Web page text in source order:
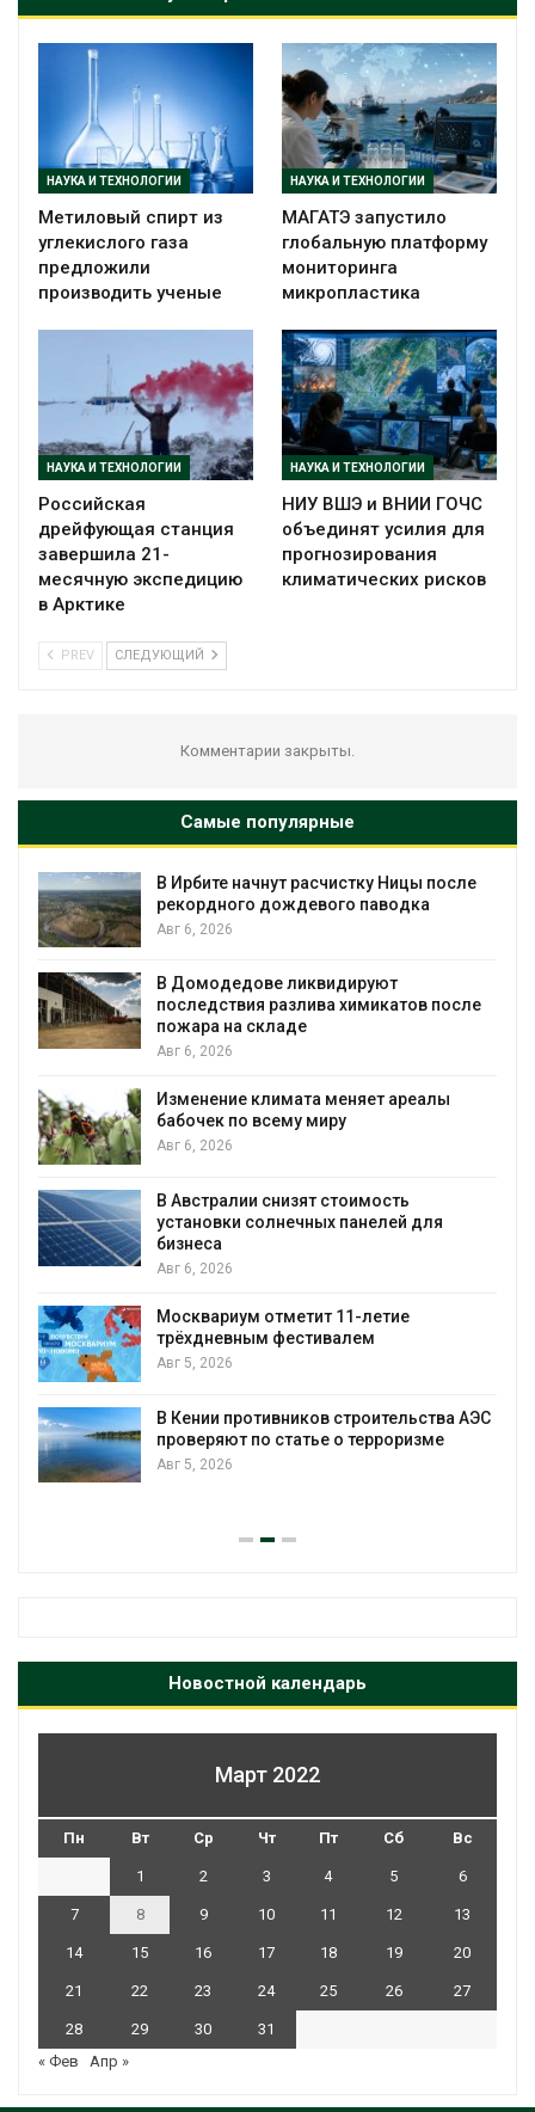
НАУКА И ТЕХНОЛОГИИ
Метиловый спирт из
углекислого газа
предложили
производить ученые
НАУКА И ТЕХНОЛОГИИ
МАГАТЭ запустило
глобальную платформу
мониторинга
микропластика
НАУКА И ТЕХНОЛОГИИ
Российская
дрейфующая станция
завершила 21-
месячную экспедицию
в Арктике
НАУКА И ТЕХНОЛОГИИ
НИУ ВШЭ и ВНИИ ГОЧС
объединят усилия для
прогнозирования
климатических рисков
PREV СЛЕДУЮЩИЙ
Комментарии закрыты.
Самые популярные
В Ирбите начнут расчистку Ницы после
рекордного дождевого паводка
Авг 6, 2026
В Домодедове ликвидируют
последствия разлива химикатов после
пожара на складе
Авг 6, 2026
Изменение климата меняет ареалы
бабочек по всему миру
Авг 6, 2026
В Австралии снизят стоимость
установки солнечных панелей для
бизнеса
Авг 6, 2026
Москвариум отметит 11-летие
трёхдневным фестивалем
Авг 5, 2026
В Кении противников строительства АЭС
проверяют по статье о терроризме
Авг 5, 2026
Новостной календарь
Март 2022
Пн Вт Ср Чт Пт Сб Вс
1 2 3 4 5 6
7 8 9 10 11 12 13
14 15 16 17 18 19 20
21 22 23 24 25 26 27
28 29 30
31
« Фев
Апр »